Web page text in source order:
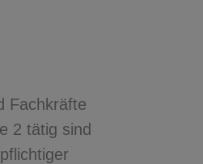
Fachkräfte
2 tätig sind